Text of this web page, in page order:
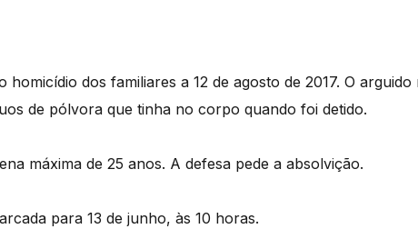
homicídio dos familiares a 12 de agosto de 2017. O
de pólvora que tinha no corpo quando foi detido.
máxima de 25 anos. A defesa pede a absolvição.
para 13 de junho, às 10 horas.